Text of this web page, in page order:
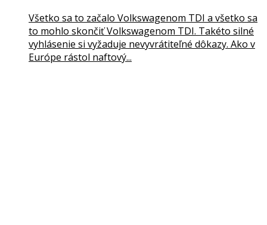
Všetko sa to začalo Volkswagenom TDI a všetko sa
to mohlo skončiť Volkswagenom TDI. Takéto silné
vyhlásenie si vyžaduje nevyvrátiteľné dôkazy. Ako v
Európe rástol naftový...